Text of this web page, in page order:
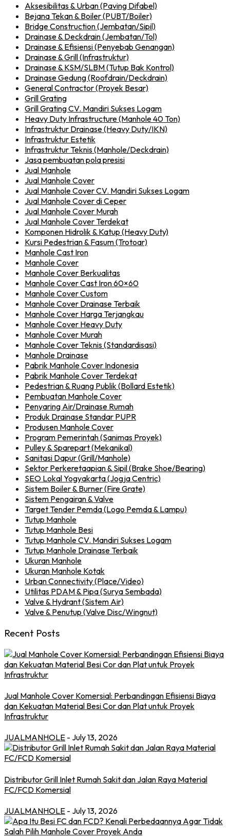
Aksesibilitas & Urban (Paving Difabel)
Bejana Tekan & Boiler (PUBT/Boiler)
Bridge Construction (Jembatan/Sipil)
Drainase & Deckdrain (Jembatan/Tol)
Drainase & Efisiensi (Penyebab Genangan)
Drainase & Grill (Infrastruktur)
Drainase & KSM/SLBM (Tutup Bak Kontrol)
Drainase Gedung (Roofdrain/Deckdrain)
General Contractor (Proyek Besar)
Grill Grating
Grill Grating CV. Mandiri Sukses Logam
Heavy Duty Infrastructure (Manhole 40 Ton)
Infrastruktur Drainase (Heavy Duty/IKN)
Infrastruktur Estetik
Infrastruktur Teknis (Manhole/Deckdrain)
Jasa pembuatan pola presisi
Jual Manhole
Jual Manhole Cover
Jual Manhole Cover CV. Mandiri Sukses Logam
Jual Manhole Cover di Ceper
Jual Manhole Cover Murah
Jual Manhole Cover Terdekat
Komponen Hidrolik & Katup (Heavy Duty)
Kursi Pedestrian & Fasum (Trotoar)
Manhole Cast Iron
Manhole Cover
Manhole Cover Berkualitas
Manhole Cover Cast Iron 60×60
Manhole Cover Custom
Manhole Cover Drainase Terbaik
Manhole Cover Harga Terjangkau
Manhole Cover Heavy Duty
Manhole Cover Murah
Manhole Cover Teknis (Standardisasi)
Manhole Drainase
Pabrik Manhole Cover Indonesia
Pabrik Manhole Cover Terdekat
Pedestrian & Ruang Publik (Bollard Estetik)
Pembuatan Manhole Cover
Penyaring Air/Drainase Rumah
Produk Drainase Standar PUPR
Produsen Manhole Cover
Program Pemerintah (Sanimas Proyek)
Pulley & Sparepart (Mekanikal)
Sanitasi Dapur (Grill/Manhole)
Sektor Perkeretaapian & Sipil (Brake Shoe/Bearing)
SEO Lokal Yogyakarta (Jogja Centric)
Sistem Boiler & Burner (Fire Grate)
Sistem Pengairan & Valve
Target Tender Pemda (Logo Pemda & Lampu)
Tutup Manhole
Tutup Manhole Besi
Tutup Manhole CV. Mandiri Sukses Logam
Tutup Manhole Drainase Terbaik
Ukuran Manhole
Ukuran Manhole Kotak
Urban Connectivity (Place/Video)
Utilitas PDAM & Pipa (Surya Sembada)
Valve & Hydrant (Sistem Air)
Valve & Penutup (Valve Disc/Wingnut)
Recent Posts
Jual Manhole Cover Komersial: Perbandingan Efisiensi Biaya
dan Kekuatan Material Besi Cor dan Plat untuk Proyek
Infrastruktur
JUALMANHOLE - July 13, 2026
Distributor Grill Inlet Rumah Sakit dan Jalan Raya Material
FC/FCD Komersial
JUALMANHOLE - July 13, 2026